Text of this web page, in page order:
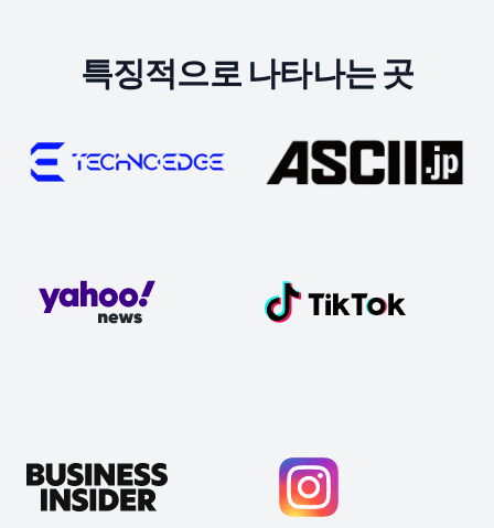
특징적으로 나타나는 곳